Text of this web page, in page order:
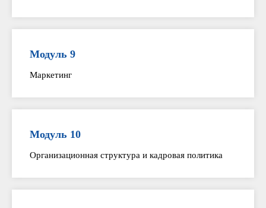
Модуль 9
Маркетинг
Модуль 10
Организационная структура и кадровая политика